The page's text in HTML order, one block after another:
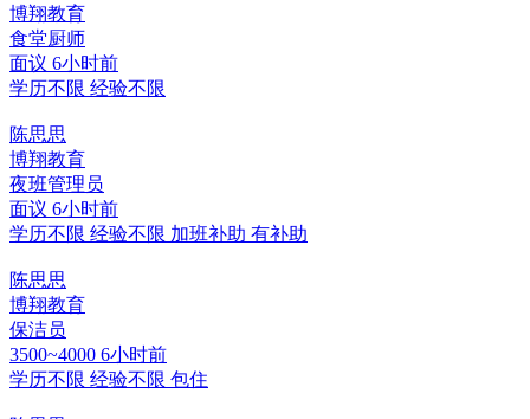
博翔教育
食堂厨师
面议 6小时前
学历不限 经验不限
陈思思
博翔教育
夜班管理员
面议 6小时前
学历不限 经验不限 加班补助 有补助
陈思思
博翔教育
保洁员
3500~4000 6小时前
学历不限 经验不限 包住